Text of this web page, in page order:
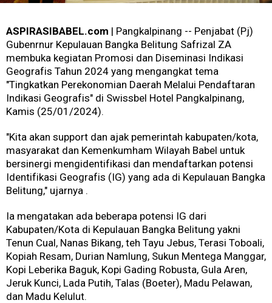
ASPIRASIBABEL.com | Pangkalpinang -- Penjabat (Pj)
Gubenrnur Kepulauan Bangka Belitung Safrizal ZA
membuka kegiatan Promosi dan Diseminasi Indikasi
Geografis Tahun 2024 yang mengangkat tema
"Tingkatkan Perekonomian Daerah Melalui Pendaftaran
Indikasi Geografis" di Swissbel Hotel Pangkalpinang,
Kamis (25/01/2024).
"Kita akan support dan ajak pemerintah kabupaten/kota,
masyarakat dan Kemenkumham Wilayah Babel untuk
bersinergi mengidentifikasi dan mendaftarkan potensi
Identifikasi Geografis (IG) yang ada di Kepulauan Bangka
Belitung," ujarnya .
Ia mengatakan ada beberapa potensi IG dari
Kabupaten/Kota di Kepulauan Bangka Belitung yakni
Tenun Cual, Nanas Bikang, teh Tayu Jebus, Terasi Toboali,
Kopiah Resam, Durian Namlung, Sukun Mentega Manggar,
Kopi Leberika Baguk, Kopi Gading Robusta, Gula Aren,
Jeruk Kunci, Lada Putih, Talas (Boeter), Madu Pelawan,
dan Madu Kelulut.